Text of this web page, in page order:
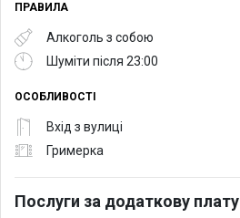
ПРАВИЛА
Алкоголь з собою
Шуміти після 23:00
ОСОБЛИВОСТІ
Вхід з вулиці
Гримерка
Послуги за додаткову плату